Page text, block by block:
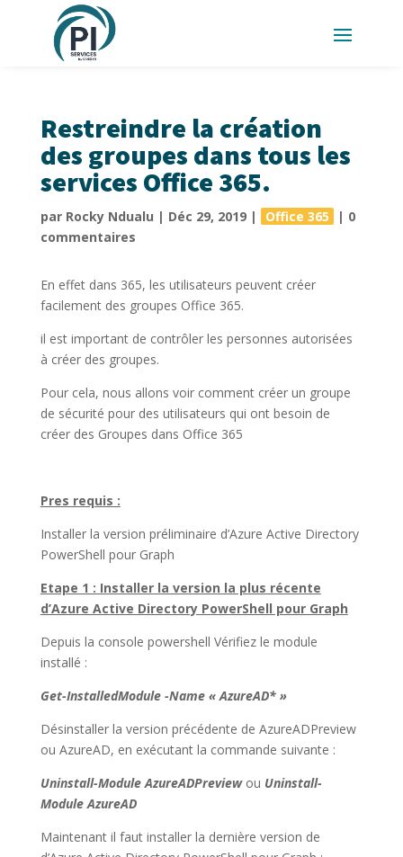
Restreindre la création
des groupes dans tous les
services Office 365.
par Rocky Ndualu | Déc 29, 2019| Office 365 | 0
commentaires
En effet dans 365, les utilisateurs peuvent créer
facilement des groupes Office 365.
il est important de contrôler les personnes autorisées
à créer des groupes.
Pour cela, nous allons voir comment créer un groupe
de sécurité pour des utilisateurs qui ont besoin de
créer des Groupes dans Office 365
Pres requis :
Installer la version préliminaire d’Azure Active Directory
PowerShell pour Graph
Etape 1 : Installer la version la plus récente
d’Azure Active Directory PowerShell pour Graph
Depuis la console powershell Vérifiez le module
installé :
Get-InstalledModule -Name « AzureAD* »
Désinstaller la version précédente de AzureADPreview
ou AzureAD, en exécutant la commande suivante :
Uninstall-Module AzureADPreviewou Uninstall-
Module AzureAD
Maintenant il faut installer la dernière version de